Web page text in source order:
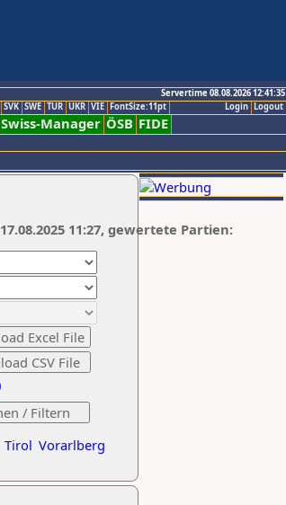
Servertime 08.08.2026 12:41:35
Logout
Login
SVK SWE TUR UKR VIE FontSize:11pt
Swiss-Manager ÖSB FIDE
Tirol Vorarlberg
11:27, gewertete Partien: